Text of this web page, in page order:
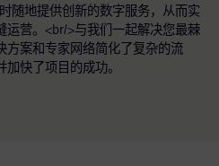
随地提供创新的数字服务，从而实
运营。<br/>与我们一起解决您最棘
方案和专家网络简化了复杂的流
快了项目的成功。